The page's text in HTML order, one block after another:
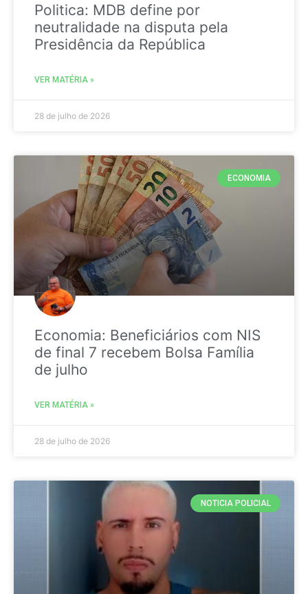
Politica: MDB define por
neutralidade na disputa pela
Presidência da República
VER MATÉRIA »
28 de julho de 2026
ECONOMIA
Economia: Beneficiários com NIS
de final 7 recebem Bolsa Família
de julho
VER MATÉRIA »
28 de julho de 2026
NOTICIA POLICIAL